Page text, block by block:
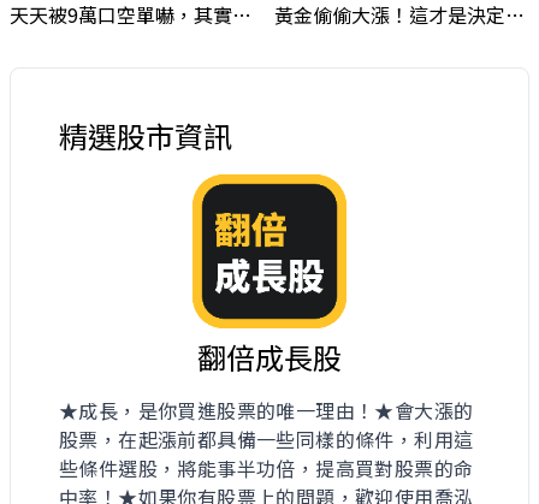
天天被9萬口空單嚇，其實你盯錯地方了｜Mr.Jimmy高志銘 #台股 #外資期貨 #融資 黃金偷偷大漲！這才是決定台股生死的「真風向球」！｜Mr.Jimmy高志銘 #黃金 #美元指數 #聯準會
精選股市資訊
翻倍成長股
★成長，是你買進股票的唯一理由！★會大漲的
股票，在起漲前都具備一些同樣的條件，利用這
些條件選股，將能事半功倍，提高買對股票的命
中率！★如果你有股票上的問題，歡迎使用喬泓